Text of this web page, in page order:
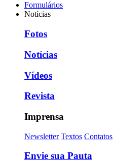
Formulários
Notícias
Fotos
Notícias
Vídeos
Revista
Imprensa
Newsletter Textos Contatos
Envie sua Pauta